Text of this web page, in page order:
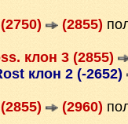
(2855)
клон 3 (2855)
клон 2 (-2652)
(2960)